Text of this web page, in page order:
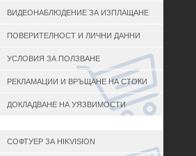
ВИДЕОНАБЛЮДЕНИЕ ЗА ИЗПЛАЩАНЕ
ПОВЕРИТЕЛНОСТ И ЛИЧНИ ДАННИ
УСЛОВИЯ ЗА ПОЛЗВАНЕ
РЕКЛАМАЦИИ И ВРЪЩАНЕ НА СТОКИ
ДОКЛАДВАНЕ НА УЯЗВИМОСТИ
СОФТУЕР ЗА HIKVISION